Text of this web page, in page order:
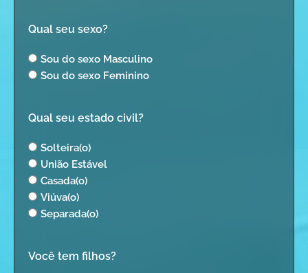
Qual seu sexo?
Sou do sexo Masculino
Sou do sexo Feminino
Qual seu estado civil?
Solteira(o)
União Estável
Casada(o)
Viúva(o)
Separada(o)
Você tem filhos?